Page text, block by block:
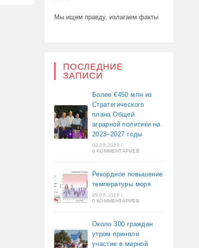
Мы ищем правду, излагаем факты
ПОСЛЕДНИЕ
ЗАПИСИ
Более €450 млн из
Стратегического
плана Общей
аграрной политики на
2023–2027 годы
09.08.2026 /
0 КОММЕНТАРИЕВ
Рекордное повышение
температуры моря
09.08.2026 /
0 КОММЕНТАРИЕВ
Около 300 граждан
утром приняли
участие в мирной